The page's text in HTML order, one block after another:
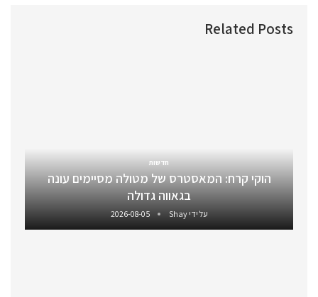
Related Posts
חדשות
הוקי קרח: המאסטרס של מטולה מסיימים עונה
בגאווה גדולה
על ידיShay
2026-08-05